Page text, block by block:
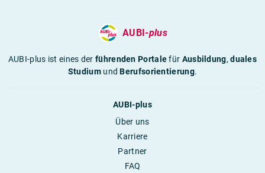
AUBI-plus
AUBI-plus ist eines derführenden Portalefür Ausbildung,duales
StudiumundBerufsorientierung.
AUBI-plus
Über uns
Karriere
Partner
FAQ